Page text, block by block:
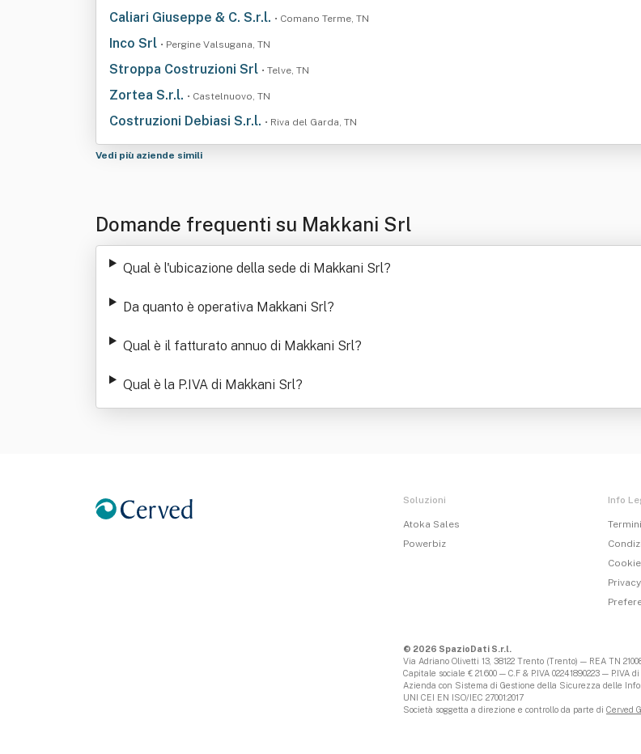
Caliari Giuseppe & C. S.r.l. • Comano Terme, TN
Inco Srl • Pergine Valsugana, TN
Stroppa Costruzioni Srl • Telve, TN
Zortea S.r.l. • Castelnuovo, TN
Costruzioni Debiasi S.r.l. • Riva del Garda, TN
Vedi più aziende simili
Domande frequenti su Makkani Srl
Qual è l'ubicazione della sede di Makkani Srl?
Da quanto è operativa Makkani Srl?
Qual è il fatturato annuo di Makkani Srl?
Qual è la P.IVA di Makkani Srl?
Soluzioni
Atoka Sales
Powerbiz
Info
© 2026 SpazioDati S.r.l.
Via Adriano Olivetti 13, 38122 Trento (Trento) — REA TN
Capitale sociale € 21.600 — C.F & P.IVA 02241890223 — P.IVA di
Azienda con Sistema di Gestione della Sicurezza delle
UNI CEI EN ISO/IEC 27001:2017
Società soggetta a direzione e controllo da parte di Cerved